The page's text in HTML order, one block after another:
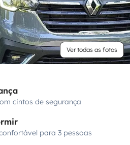
Ver todas as fotos
cintos de segurança
para 3 pessoas